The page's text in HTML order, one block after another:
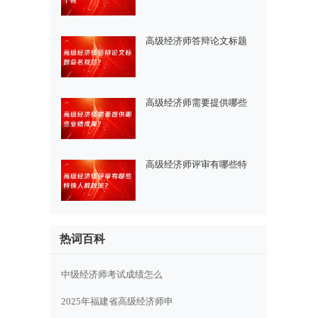
高级经济师答辩论文标题
高级经济师需要提供哪些
高级经济师评审有哪些特
热词百科
中级经济师考试成绩怎么
2025年福建省高级经济师申